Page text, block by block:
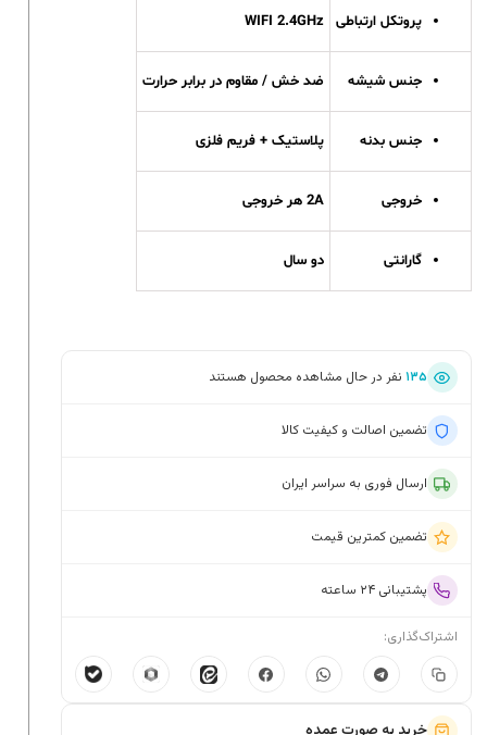
پروتکل ارتباطی WIFI 2.4GHz
جنس شیشه ضد خش / مقاوم در برابر حرارت
جنس بدنه پلاستیک + فریم فلزی
خروجی 2A هر خروجی
گارانتی دو سال
۱۳۵ نفر در حال مشاهده محصول هستند
تضمین اصالت و کیفیت کالا
ارسال فوری به سراسر ایران
تضمین کمترین قیمت
پشتیبانی ۲۴ ساعته
اشتراک‌گذاری: